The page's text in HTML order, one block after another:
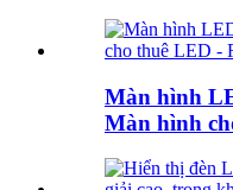
Màn hình
Màn hình